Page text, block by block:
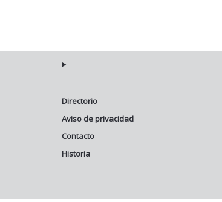
Directorio
Aviso de privacidad
Contacto
Historia